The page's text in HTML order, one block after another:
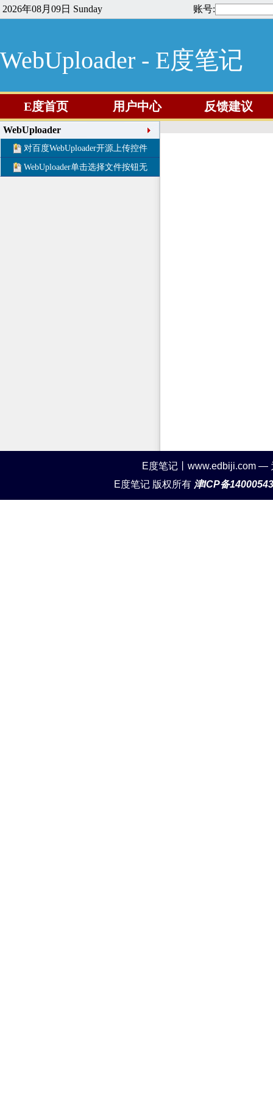
2026年08月09日 Sunday 账号:
WebUploader - E度笔记
E度首页 用户中心 反馈建议
WebUploader
对百度WebUploader开源上传控件
WebUploader单击选择文件按钮无
E度笔记丨www.edbiji.com
E度笔记 版权所有 津ICP备